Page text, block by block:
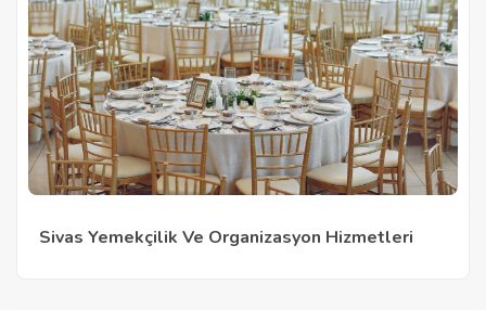
Sivas Yemekçilik Ve Organizasyon Hizmetleri